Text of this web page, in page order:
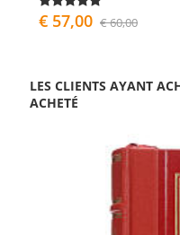
€ 57,00 € 60,00
LES CLIENTS AYANT
ACHETÉ